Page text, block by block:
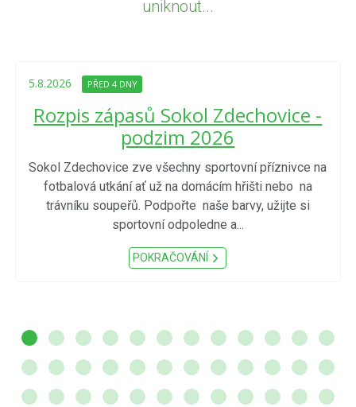
uniknout...
5.8.2026 PŘED 4 DNY
Rozpis zápasů Sokol Zdechovice -
podzim 2026
Sokol Zdechovice zve všechny sportovní příznivce na
fotbalová utkání ať už na domácím hřišti nebo na
trávníku soupeřů. Podpořte naše barvy, užijte si
sportovní odpoledne a...
POKRAČOVÁNÍ